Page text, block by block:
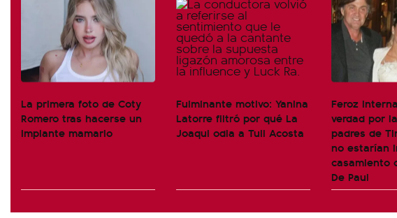
La primera foto de Coty
Romero tras hacerse un
implante mamario
Fulminante motivo: Yanina
Latorre filtró por qué La
Joaqui odia a Tuli Acosta
Feroz
verdad por
padres de
no estarían
casamiento
De Paul